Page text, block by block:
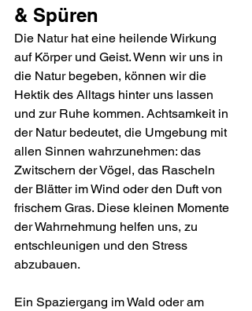
& Spüren
Die Natur hat eine heilende Wirkung
auf Körper und Geist. Wenn wir uns in
die Natur begeben, können wir die
Hektik des Alltags hinter uns lassen
und zur Ruhe kommen. Achtsamkeit in
der Natur bedeutet, die Umgebung mit
allen Sinnen wahrzunehmen: das
Zwitschern der Vögel, das Rascheln
der Blätter im Wind oder den Duft von
frischem Gras. Diese kleinen Momente
der Wahrnehmung helfen uns, zu
entschleunigen und den Stress
abzubauen.
Ein Spaziergang im Wald oder am